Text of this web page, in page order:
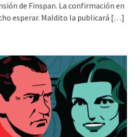
de Finspan. La confirmación en
esperar. Maldito la publicará […]